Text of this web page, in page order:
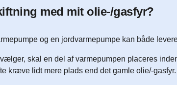
med mit olie-/gasfyr?
og en jordvarmepumpe kan både
skal en del af varmepumpen placeres
kræve lidt mere plads end det gamle olie/-gasfyr.